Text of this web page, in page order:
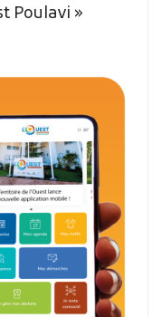
Poulavi »